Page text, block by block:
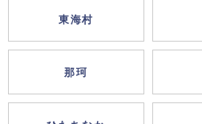
東海村
那珂